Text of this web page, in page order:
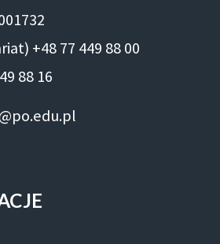
+48 77 449 88 00
88 16